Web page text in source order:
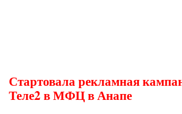
Стартовала рекламная
Теле2 в МФЦ в Анапе